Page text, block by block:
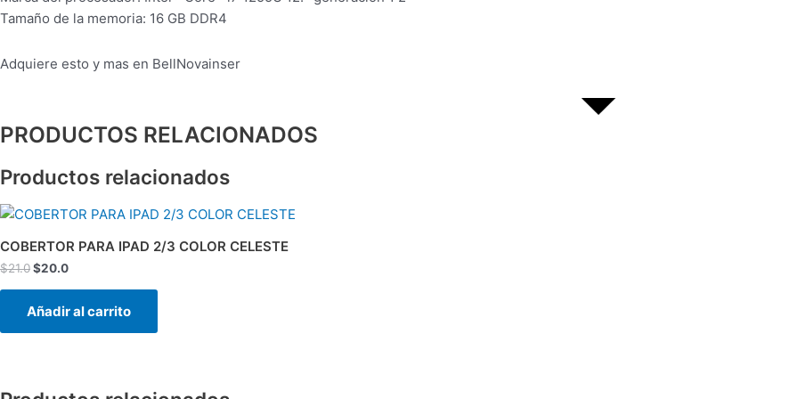
Tamaño de la memoria: 16 GB DDR4
Adquiere esto y mas en BellNovainser
PRODUCTOS RELACIONADOS
Productos relacionados
COBERTOR PARA IPAD 2/3 COLOR CELESTE
$21.0
El
original
era:
$21.0.
$20.0
El
actual
es:
$20.0.
Añadir al carrito